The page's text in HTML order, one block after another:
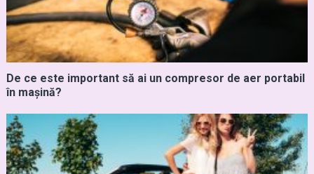
De ce este important să ai un compresor de aer portabil
în mașină?